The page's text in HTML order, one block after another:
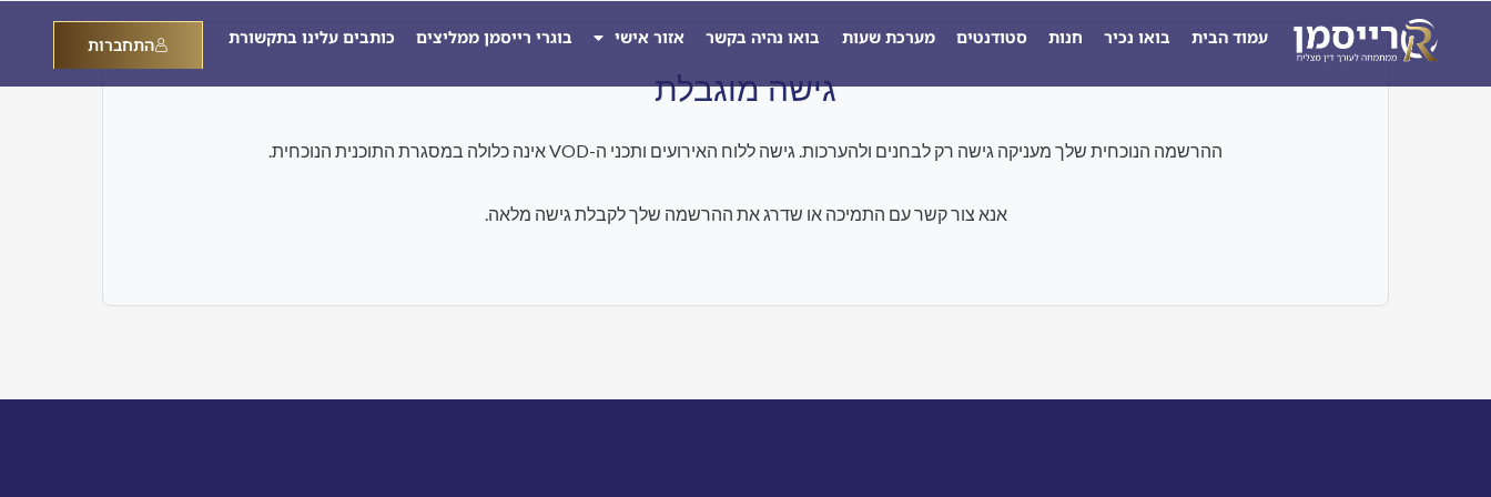
עמוד הבית בואו נכיר חנות סטודנטים מערכת שעות בואו נהיה בקשר אזור אישי בוגרי רייסמן ממליצים כותבים עלינו בתקשורת התחברות
גישה מוגבלת
ההרשמה הנוכחית שלך מעניקה גישה רק לבחנים ולהערכות. גישה ללוח האירועים ותכני ה-VOD אינה כלולה במסגרת התוכנית הנוכחית.
אנא צור קשר עם התמיכה או שדרג את ההרשמה שלך לקבלת גישה מלאה.